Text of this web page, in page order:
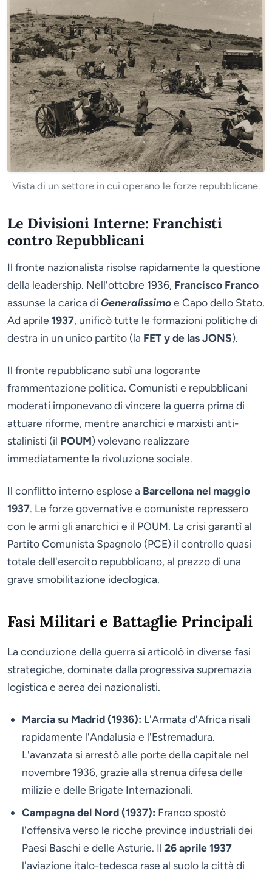
Vista di un settore in cui operano le forze repubblicane.
Le Divisioni Interne: Franchisti
contro Repubblicani
Il fronte nazionalista risolse rapidamente la questione
della leadership. Nell'ottobre 1936, Francisco Franco
assunse la carica di Generalissimoe Capo dello Stato.
Ad aprile 1937, unificò tutte le formazioni politiche di
destra in un unico partito (la FET y de las JONS).
Il fronte repubblicano subì una logorante
frammentazione politica. Comunisti e repubblicani
moderati imponevano di vincere la guerra prima di
attuare riforme, mentre anarchici e marxisti anti-
stalinisti (il POUM) volevano realizzare
immediatamente la rivoluzione sociale.
Il conflitto interno esplose a Barcellona nel maggio
1937. Le forze governative e comuniste repressero
con le armi gli anarchici e il POUM. La crisi garantì al
Partito Comunista Spagnolo (PCE) il controllo quasi
totale dell'esercito repubblicano, al prezzo di una
grave smobilitazione ideologica.
Fasi Militari e Battaglie Principali
La conduzione della guerra si articolò in diverse fasi
strategiche, dominate dalla progressiva supremazia
logistica e aerea dei nazionalisti.
Marcia su Madrid (1936): L'Armata d'Africa risalì
rapidamente l'Andalusia e l'Estremadura.
L'avanzata si arrestò alle porte della capitale nel
novembre 1936, grazie alla strenua difesa delle
milizie e delle Brigate Internazionali.
Campagna del Nord (1937): Franco spostò
l'offensiva verso le ricche province industriali dei
Paesi Baschi e delle Asturie. Il 26 aprile 1937
l'aviazione italo-tedesca rase al suolo la città di